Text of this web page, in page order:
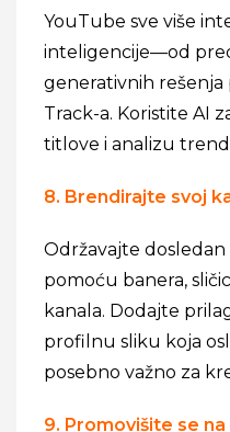
YouTube sve više
inteligencije—od
generativnih rešenja
Track-a. Koristite AI
titlove i analizu
8. Brendirajte svoj
Održavajte
pomoću banera,
kanala. Dodajte
profilnu sliku koja
posebno važno za
9. Promovišite se